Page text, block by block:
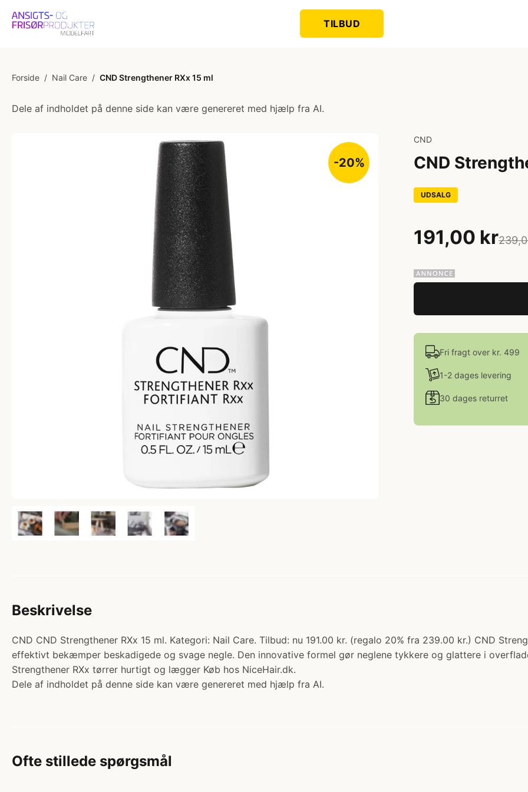
TILBUD
Forside / Nail Care / CND Strengthener RXx 15 ml
Dele af indholdet på denne side kan være genereret med hjælp fra AI.
-20%
CND
CND
UDSALG
191,00 kr
Fri fragt over kr. 499
1-2 dages levering
30 dages returret
Beskrivelse
CND CND Strengthener RXx 15 ml. Kategori: Nail Care. Tilbud: nu 191.00 kr. (regalo 20% fra 239.00 kr.) CND
effektivt bekæmper beskadigede og svage negle. Den innovative formel gør neglene tykkere og glattere i
Strengthener RXx tørrer hurtigt og lægger Køb hos NiceHair.dk.
Dele af indholdet på denne side kan være genereret med hjælp fra AI.
Ofte stillede spørgsmål